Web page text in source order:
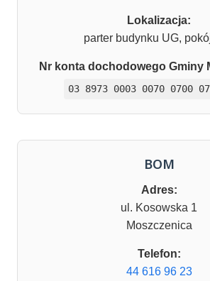
Lokalizacja:
parter budynku UG,
Nr konta dochodowego Gminy
03 8973 0003 0070 0700
BOM
Adres:
ul. Kosowska 1
Moszczenica
Telefon:
44 616 96 23